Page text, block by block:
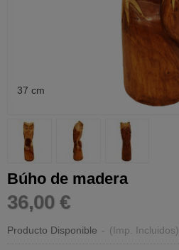
37 cm
Búho de madera
36,00 €
Producto Disponible - (Imp. Incluidos)